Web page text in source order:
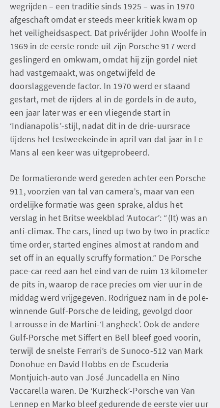
wegrijden – een traditie sinds 1925 – was in 1970
afgeschaft omdat er steeds meer kritiek kwam op
het veiligheidsaspect. Dat privérijder John Woolfe in
1969 in de eerste ronde uit zijn Porsche 917 werd
geslingerd en omkwam, omdat hij zijn gordel niet
had vastgemaakt, was ongetwijfeld de
doorslaggevende factor. In 1970 werd er staand
gestart, met de rijders al in de gordels in de auto,
een jaar later was er een vliegende start in
‘Indianapolis’-stijl, nadat dit in de drie-uursrace
tijdens het testweekeinde in april van dat jaar in Le
Mans al een keer was uitgeprobeerd.
De formatieronde werd gereden achter een Porsche
911, voorzien van tal van camera’s, maar van een
ordelijke formatie was geen sprake, aldus het
verslag in het Britse weekblad ‘Autocar’: “(It) was an
anti-climax. The cars, lined up two by two in practice
time order, started engines almost at random and
set off in an equally scruffy formation.” De Porsche
pace-car reed aan het eind van de ruim 13 kilometer
de pits in, waarop de race precies om vier uur in de
middag werd vrijgegeven. Rodriguez nam in de pole-
winnende Gulf-Porsche de leiding, gevolgd door
Larrousse in de Martini-‘Langheck’. Ook de andere
Gulf-Porsche met Siffert en Bell bleef goed voorin,
terwijl de snelste Ferrari’s de Sunoco-512 van Mark
Donohue en David Hobbs en de Escuderia
Montjuich-auto van José Juncadella en Nino
Vaccarella waren. De ‘Kurzheck’-Porsche van Van
Lennep en Marko bleef gedurende de eerste vier uur